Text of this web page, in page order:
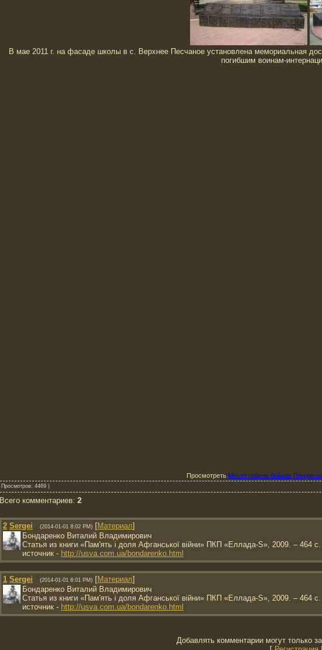
В мае 2011 г. на фасаде школы в с. Верхнее Песчаное установлена мемориальная
погибшим воинам-
Просмотреть Место гибели бойцов
Просмотров: 4469 |
Всего комментариев: 2
2 Sergei (2014-01-01 8:02 PM) [Материал]
Бондаренко Виталий Владимирович
Статья из книги «Пам'ять і доля Афганської війни» ПКП «Еллада-S», 2009. – 464 с.
источник - http://usva.com.ua/bondarenko.html
1 Sergei (2014-01-01 8:01 PM) [Материал]
Бондаренко Виталий Владимирович
Статья из книги «Пам'ять і доля Афганської війни» ПКП «Еллада-S», 2009. – 464 с.
источник - http://usva.com.ua/bondarenko.html
Добавлять комментарии могут только